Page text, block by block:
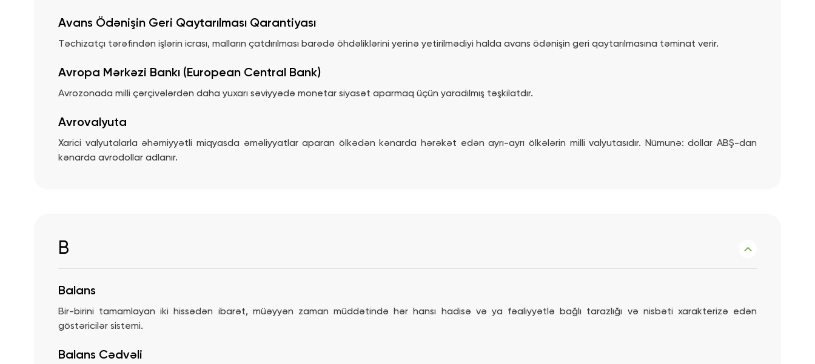
Avans Ödənişin Geri Qaytarılması Qarantiyası
Təchizatçı tərəfindən işlərin icrası, malların çatdırılması barədə öhdəliklərini yerinə yetirilmədiyi halda avans ödənişin geri qaytarılmasına təminat verir.
Avropa Mərkəzi Bankı (European Central Bank)
Avrozonada milli çərçivələrdən daha yuxarı səviyyədə monetar siyasət aparmaq üçün yaradılmış təşkilatdır.
Avrovalyuta
Xarici valyutalarla əhəmiyyətli miqyasda əməliyyatlar aparan ölkədən kənarda hərəkət edən ayrı-ayrı ölkələrin milli valyutasıdır. Nümunə: dollar ABŞ-dan
kənarda avrodollar adlanır.
B
Balans
Bir-birini tamamlayan iki hissədən ibarət, müəyyən zaman müddətində hər hansı hadisə və ya fəaliyyətlə bağlı tarazlığı və nisbəti xarakterizə edən
göstəricilər sistemi.
Balans Cədvəli